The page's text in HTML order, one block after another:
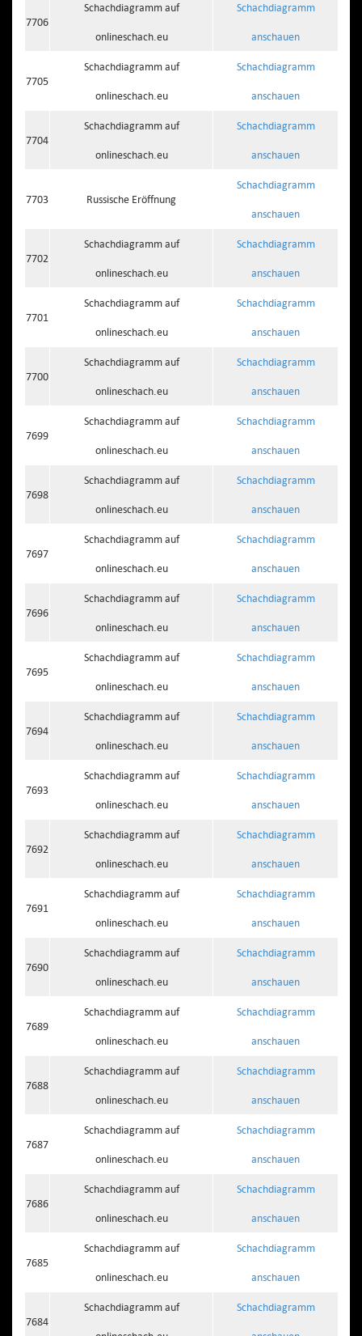
7706
Schachdiagramm auf
onlineschach.eu
Schachdiagramm
anschauen
7705
Schachdiagramm auf
onlineschach.eu
Schachdiagramm
anschauen
7704
Schachdiagramm auf
onlineschach.eu
Schachdiagramm
anschauen
7703 Russische Eröffnung
Schachdiagramm
anschauen
7702
Schachdiagramm auf
onlineschach.eu
Schachdiagramm
anschauen
7701
Schachdiagramm auf
onlineschach.eu
Schachdiagramm
anschauen
7700
Schachdiagramm auf
onlineschach.eu
Schachdiagramm
anschauen
7699
Schachdiagramm auf
onlineschach.eu
Schachdiagramm
anschauen
7698
Schachdiagramm auf
onlineschach.eu
Schachdiagramm
anschauen
7697
Schachdiagramm auf
onlineschach.eu
Schachdiagramm
anschauen
7696
Schachdiagramm auf
onlineschach.eu
Schachdiagramm
anschauen
7695
Schachdiagramm auf
onlineschach.eu
Schachdiagramm
anschauen
7694
Schachdiagramm auf
onlineschach.eu
Schachdiagramm
anschauen
7693
Schachdiagramm auf
onlineschach.eu
Schachdiagramm
anschauen
7692
Schachdiagramm auf
onlineschach.eu
Schachdiagramm
anschauen
7691
Schachdiagramm auf
onlineschach.eu
Schachdiagramm
anschauen
7690
Schachdiagramm auf
onlineschach.eu
Schachdiagramm
anschauen
7689
Schachdiagramm auf
onlineschach.eu
Schachdiagramm
anschauen
7688
Schachdiagramm auf
onlineschach.eu
Schachdiagramm
anschauen
7687
Schachdiagramm auf
onlineschach.eu
Schachdiagramm
anschauen
7686
Schachdiagramm auf
onlineschach.eu
Schachdiagramm
anschauen
7685
Schachdiagramm auf
onlineschach.eu
Schachdiagramm
anschauen
7684
Schachdiagramm auf Schachdiagramm